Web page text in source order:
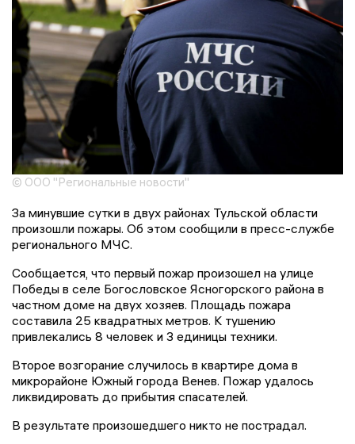
© ООО "Региональные новости"
За минувшие сутки в двух районах Тульской области
произошли пожары. Об этом сообщили в пресс-службе
регионального МЧС.
Сообщается, что первый пожар произошел на улице
Победы в селе Богословское Ясногорского района в
частном доме на двух хозяев. Площадь пожара
составила 25 квадратных метров. К тушению
привлекались 8 человек и 3 единицы техники.
Второе возгорание случилось в квартире дома в
микрорайоне Южный города Венев. Пожар удалось
ликвидировать до прибытия спасателей.
В результате произошедшего никто не пострадал.